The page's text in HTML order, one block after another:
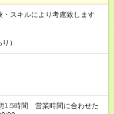
スキルにより考慮致します
）